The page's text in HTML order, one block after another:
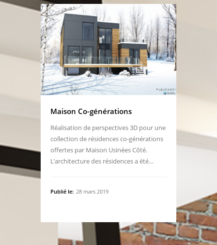
Maison Co-générations
Réalisation de perspectives 3D pour une
collection de résidences co-générations
offertes par Maison Usinées Côté.
L’architecture des résidences a été…
Publié le: 28 mars 2019